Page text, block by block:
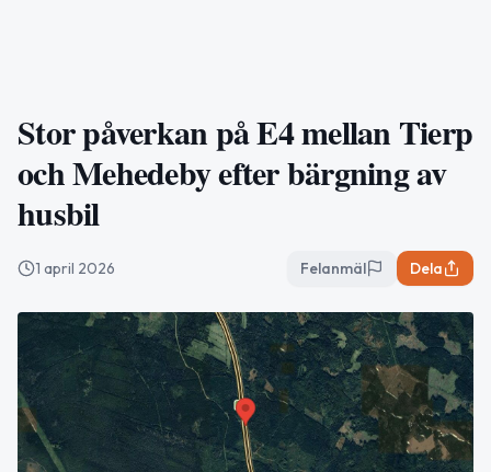
Stor påverkan på E4 mellan Tierp
och Mehedeby efter bärgning av
husbil
1 april 2026 Felanmäl Dela